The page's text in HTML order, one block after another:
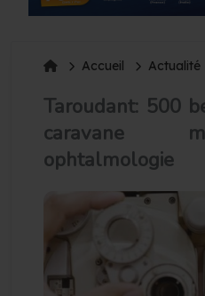
Accueil Actualité
Taroudant: 500
caravane
ophtalmologie